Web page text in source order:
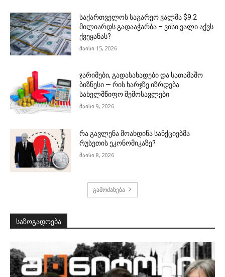
საქართველოს საგარეო ვალმა $9.2
მილიარდს გადააჭარბა – ვისი ვალი აქვს
ქვეყანას?
მაისი 15, 2026
ჯარიმები, გადასახადები და სათამაშო
ბიზნესი — რის ხარჯზე იზრდება
სახელმწიფო შემოსავლები
მაისი 9, 2026
რა გავლენა მოახდინა სანქციებმა
რუსეთის ეკონომიკაზე?
მაისი 8, 2026
გამოძახება
საზოგადოება